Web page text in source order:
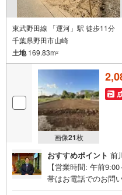
東武野田線 「運河」駅 徒歩11分
千葉県野田市山崎
土地169.83m2
画像21枚
おすすめポイント 前
【営業時間: 午前
帯はお電話でのお問